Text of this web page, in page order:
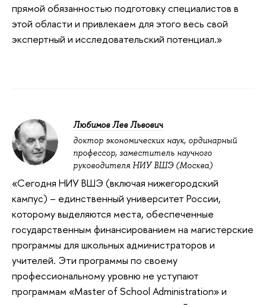
прямой обязанностью подготовку специалистов в
этой области и привлекаем для этого весь свой
экспертный и исследовательский потенциал.»
Любимов Лев Львович
доктор экономических наук, ординарный
профессор, заместитель научного
руководителя НИУ ВШЭ (Москва)
«Сегодня НИУ ВШЭ (включая нижегородский
кампус) – единственный университет России,
которому выделяются места, обеспеченные
государственным финансированием на магистерские
программы для школьных администраторов и
учителей. Эти программы по своему
профессиональному уровню не уступают
программам «Master of School Administration» и